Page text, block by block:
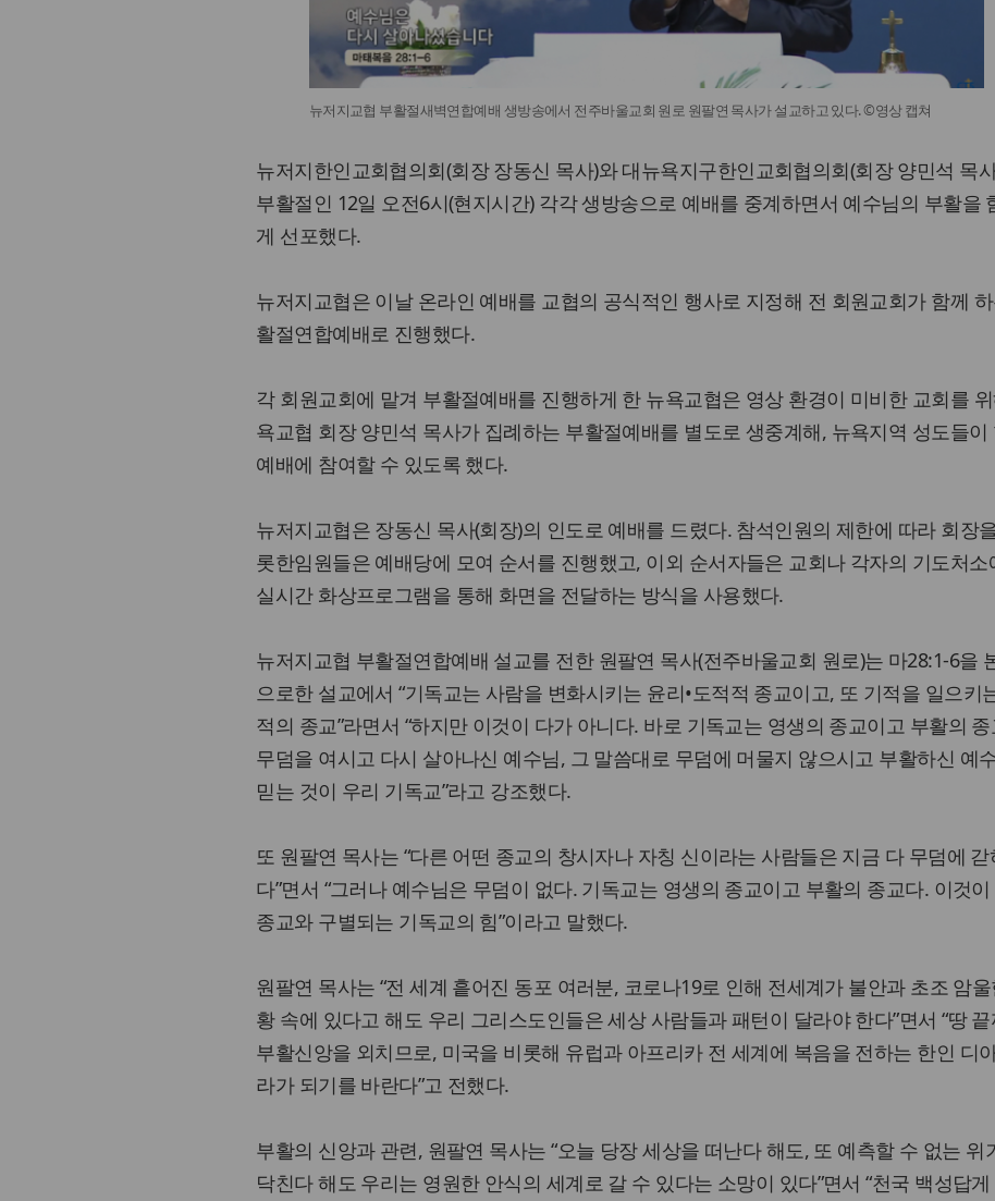
뉴저지교협 부활절새벽연합예배 생방송에서 전주바울교회 원로 원팔연 목사가 설교하고 있다. ©영상 캡쳐
뉴저지한인교회협의회(회장 장동신 목사)와 대뉴욕지구한인교회협의회(회장 양민석 목
부활절인 12일 오전6시(현지시간) 각각 생방송으로 예배를 중계하면서 예수님의 부활을
게 선포했다.
뉴저지교협은 이날 온라인 예배를 교협의 공식적인 행사로 지정해 전 회원교회가 함께
활절연합예배로 진행했다.
각 회원교회에 맡겨 부활절예배를 진행하게 한 뉴욕교협은 영상 환경이 미비한 교회를
욕교협 회장 양민석 목사가 집례하는 부활절예배를 별도로 생중계해, 뉴욕지역 성도들이
예배에 참여할 수 있도록 했다.
뉴저지교협은 장동신 목사(회장)의 인도로 예배를 드렸다. 참석인원의 제한에 따라 회장
롯한임원들은 예배당에 모여 순서를 진행했고, 이외 순서자들은 교회나 각자의 기도처소
실시간 화상프로그램을 통해 화면을 전달하는 방식을 사용했다.
뉴저지교협 부활절연합예배 설교를 전한 원팔연 목사(전주바울교회 원로)는 마28:1-6을
으로한 설교에서 “기독교는 사람을 변화시키는 윤리•도적적 종교이고, 또 기적을 일으키
적의 종교”라면서 “하지만 이것이 다가 아니다. 바로 기독교는 영생의 종교이고 부활의
무덤을 여시고 다시 살아나신 예수님, 그 말씀대로 무덤에 머물지 않으시고 부활하신 예
믿는 것이 우리 기독교”라고 강조했다.
또 원팔연 목사는 “다른 어떤 종교의 창시자나 자칭 신이라는 사람들은 지금 다 무덤에 갇
다”면서 “그러나 예수님은 무덤이 없다. 기독교는 영생의 종교이고 부활의 종교다. 이것
종교와 구별되는 기독교의 힘”이라고 말했다.
원팔연 목사는 “전 세계 흩어진 동포 여러분, 코로나19로 인해 전세계가 불안과 초조 암
황 속에 있다고 해도 우리 그리스도인들은 세상 사람들과 패턴이 달라야 한다”면서 “땅 끝
부활신앙을 외치므로, 미국을 비롯해 유럽과 아프리카 전 세계에 복음을 전하는 한인 디
라가 되기를 바란다”고 전했다.
부활의 신앙과 관련, 원팔연 목사는 “오늘 당장 세상을 떠난다 해도, 또 예측할 수 없는 위
닥친다 해도 우리는 영원한 안식의 세계로 갈 수 있다는 소망이 있다”면서 “천국 백성답게